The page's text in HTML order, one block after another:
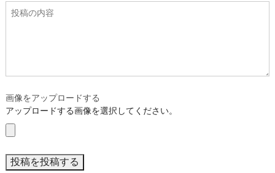
画像をアップロードする
アップロードする画像を選択してください。